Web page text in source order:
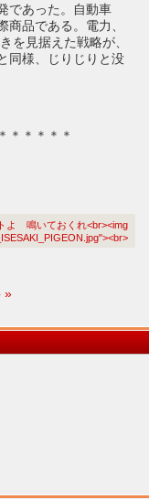
であった。自動車
品である。電力、
を見据えた戦略が、
同様、じりじりと没
＊＊＊＊＊
よ 鳴いておくれ<br><img
»